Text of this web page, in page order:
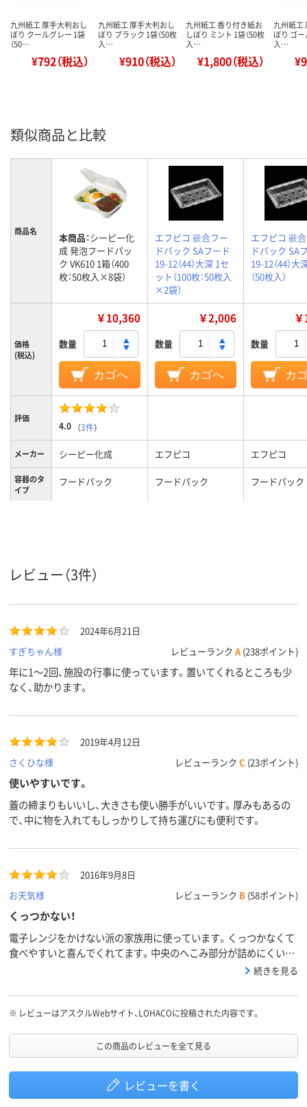
九州紙工 厚手大判おし
ぼり クールグレー 1袋
（50…
¥792（税込）
九州紙工 厚手大判おし
ぼり ブラック 1袋（50枚
入…
¥910（税込）
九州紙工 香り付き紙お
しぼり ミント 1袋（50枚
入…
¥1,800（税込）
九州紙工
ぼり ゴー
入…
類似商品と比較
商品名 本商品：シーピー化
成 発泡フードパッ
ク VK610 1箱（400
枚：50枚入×8袋）
エフピコ 嵌合フー
ドパック SAフード
19-12（44）大深 1セ
ット（100枚：50枚入
×2袋）
エフピコ 嵌
ドパック SA
19-12（44）大
（50枚入）
価格
(税込)
￥10,360
数量
カゴへ
￥2,006
数量
カゴへ
数量
カ
評価
4.0 （3件）
メーカー シーピー化成 エフピコ エフピコ
容器のタ
イプ
フードパック フードパック フードパック
ループ
レビュー（3件）
2024年6月21日
すぎちゃん様
レビューランク A (238ポイント)
年に1～2回、施設の行事に使っています。置いてくれるところも少
なく、助かります。
2019年4月12日
さくひな様
レビューランク C (23ポイント)
使いやすいです。
蓋の締まりもいいし、大きさも使い勝手がいいです。厚みもあるの
で、中に物を入れてもしっかりして持ち運びにも便利です。
2016年9月8日
お天気様
レビューランク B (58ポイント)
くっつかない！
電子レンジをかけない派の家族用に使っています。くっつかなくて
食べやすいと喜んでくれてます。中央のへこみ部分が詰めにくいの
続きを見る
※ レビューはアスクルWebサイト、LOHACOに投稿された内容です。
この商品のレビューを全て見る
レビューを書く